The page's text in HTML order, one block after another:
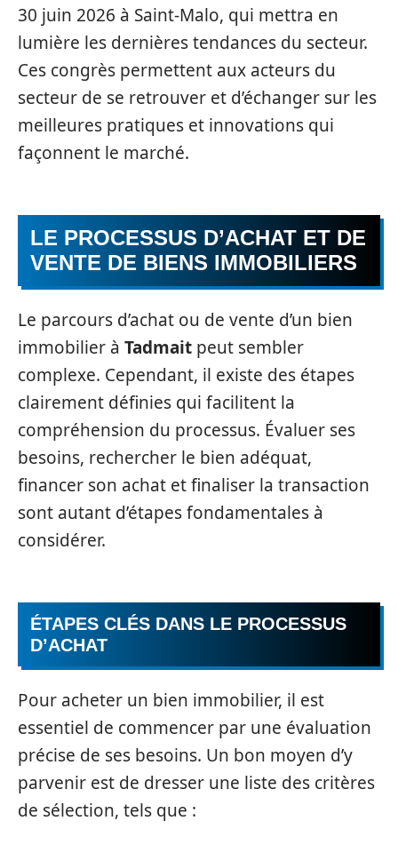
30 juin 2026 à Saint-Malo, qui mettra en
lumière les dernières tendances du secteur.
Ces congrès permettent aux acteurs du
secteur de se retrouver et d’échanger sur les
meilleures pratiques et innovations qui
façonnent le marché.
LE PROCESSUS D’ACHAT ET DE
VENTE DE BIENS IMMOBILIERS
Le parcours d’achat ou de vente d’un bien
immobilier à Tadmait peut sembler
complexe. Cependant, il existe des étapes
clairement définies qui facilitent la
compréhension du processus. Évaluer ses
besoins, rechercher le bien adéquat,
financer son achat et finaliser la transaction
sont autant d’étapes fondamentales à
considérer.
ÉTAPES CLÉS DANS LE PROCESSUS
D’ACHAT
Pour acheter un bien immobilier, il est
essentiel de commencer par une évaluation
précise de ses besoins. Un bon moyen d’y
parvenir est de dresser une liste des critères
de sélection, tels que :